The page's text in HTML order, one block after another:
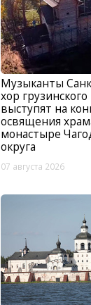
Музыканты
хор
выступят на
освящения
монастыре
округа
07 августа 2026